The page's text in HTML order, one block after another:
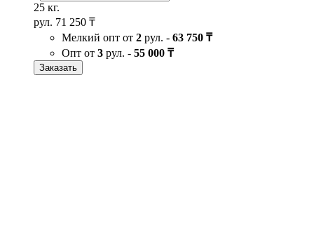
25 кг.
рул. 71 250 ₸
Мелкий опт от 2 рул. - 63 750 ₸
Опт от 3 рул. - 55 000 ₸
Заказать